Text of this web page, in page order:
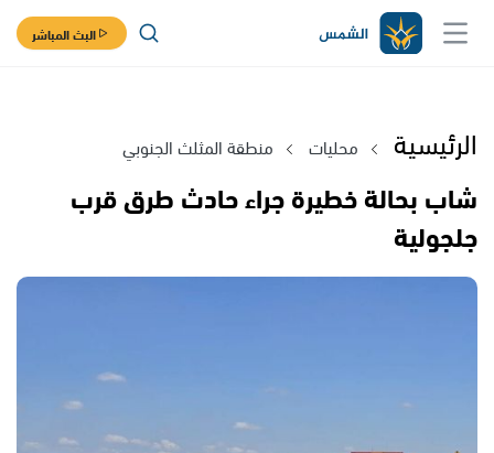
البث المباشر
الرئيسية محليات منطقة المثلث الجنوبي
شاب بحالة خطيرة جراء حادث طرق قرب
جلجولية